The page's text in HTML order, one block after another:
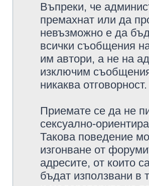
Въпреки, че
премахнат или да
невъзможно е да
всички съобщения
им автори, а не на
изключим
никаква отговорност.
Приемате се да не
сексуално-
Такова поведение
изгонване от
адресите, от които
бъдат използвани в